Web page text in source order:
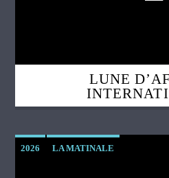
LUNE
2026 LA MATINALE